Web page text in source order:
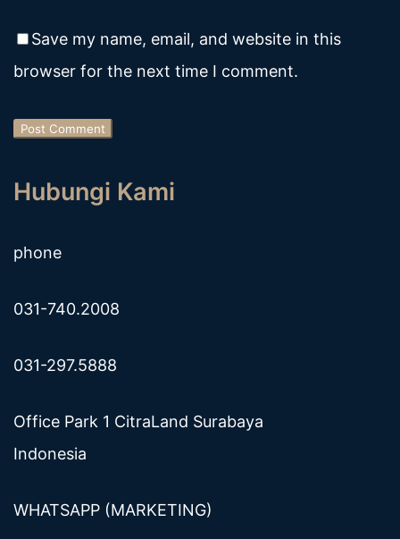
Save my name, email, and website in this
browser for the next time I comment.
Hubungi Kami
phone
031-740.2008
031-297.5888
Office Park 1 CitraLand Surabaya
Indonesia
WHATSAPP (MARKETING)